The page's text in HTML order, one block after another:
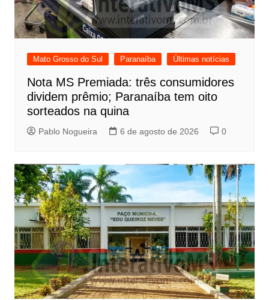
Mato Grosso do Sul Paranaíba Últimas notícias
Nota MS Premiada: três consumidores
dividem prêmio; Paranaíba tem oito
sorteados na quina
Pablo Nogueira 6 de agosto de 2026 0